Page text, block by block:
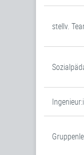
stellv.